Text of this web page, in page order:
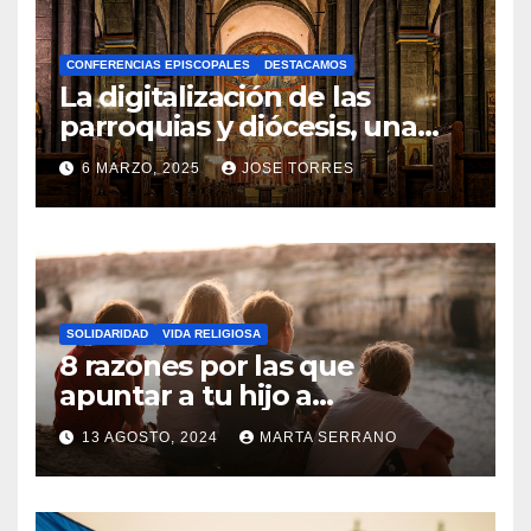
H
A
Y
C
O
M
N
T
A
R
I
O
S
CONFERENCIAS EPISCOPALES DESTACAMOS
La digitalización de las
parroquias y diócesis, una
realidad ya para el futuro de
la Iglesia
6 MARZO, 2025 JOSE TORRES
N
O
H
A
Y
SOLIDARIDAD VIDA RELIGIOSA
8 razones por las que
apuntar a tu hijo a
Catequesis
13 AGOSTO, 2024 MARTA SERRANO
N
O